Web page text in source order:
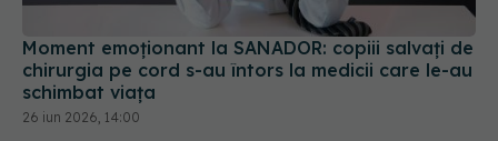
Moment emoționant la SANADOR: copiii salvați de
chirurgia pe cord s-au întors la medicii care le-au
schimbat viața
26 iun 2026, 14:00